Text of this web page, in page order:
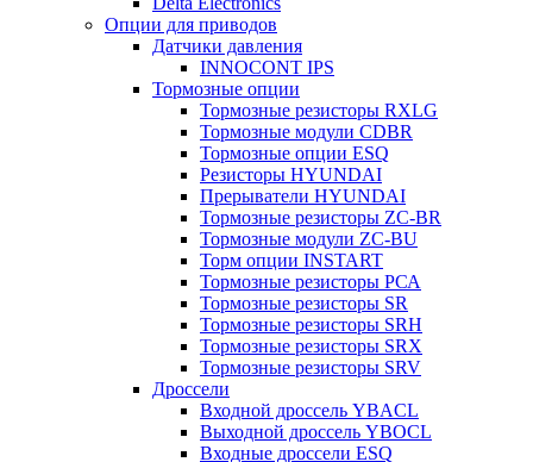
Опции для приводов
Датчики давления
INNOCONT IPS
Тормозные опции
Тормозные резисторы RXLG
Тормозные модули CDBR
Тормозные опции ESQ
Резисторы HYUNDAI
Прерыватели HYUNDAI
Тормозные резисторы ZC-BR
Тормозные модули ZC-BU
Торм опции INSTART
Тормозные резисторы РСА
Тормозные резисторы SR
Тормозные резисторы SRH
Тормозные резисторы SRX
Тормозные резисторы SRV
Дроссели
Входной дроссель YBACL
Выходной дроссель YBOCL
Входные дроссели ESQ